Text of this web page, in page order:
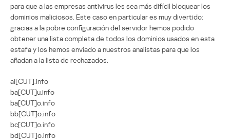
para que a las empresas antivirus les sea más difícil bloquear los
dominios maliciosos. Este caso en particular es muy divertido:
gracias a la pobre configuración del servidor hemos podido
obtener una lista completa de todos los dominios usados en esta
estafa y los hemos enviado a nuestros analistas para que los
añadan a la lista de rechazados.
al[CUT].info
ba[CUT]u.info
ba[CUT]o.info
bb[CUT]o.info
bc[CUT]o.info
bd[CUT]o.info